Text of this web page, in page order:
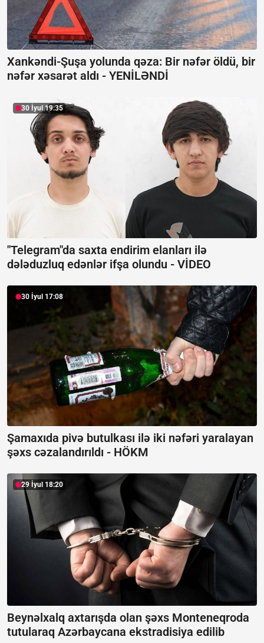
Xankəndi-Şuşa yolunda qəza: Bir nəfər öldü, bir
nəfər xəsarət aldı - YENİLƏNDİ
30 İyul 19:35
"Telegram"da saxta endirim elanları ilə
dələduzluq edənlər ifşa olundu - VİDEO
30 İyul 17:08
Şamaxıda pivə butulkası ilə iki nəfəri yaralayan
şəxs cəzalandırıldı - HÖKM
29 İyul 18:20
Beynəlxalq axtarışda olan şəxs Monteneqroda
tutularaq Azərbaycana ekstradisiya edilib